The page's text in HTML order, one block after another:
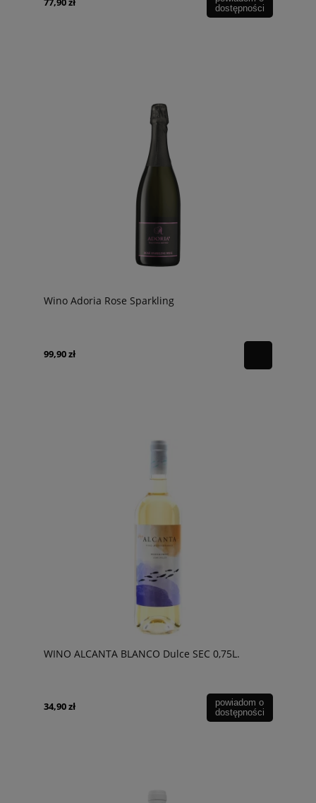
dostępności
Wino Adoria Rose Sparkling
99,90 zł
WINO ALCANTA BLANCO Dulce SEC 0,75L.
34,90 zł
powiadom o
dostępności